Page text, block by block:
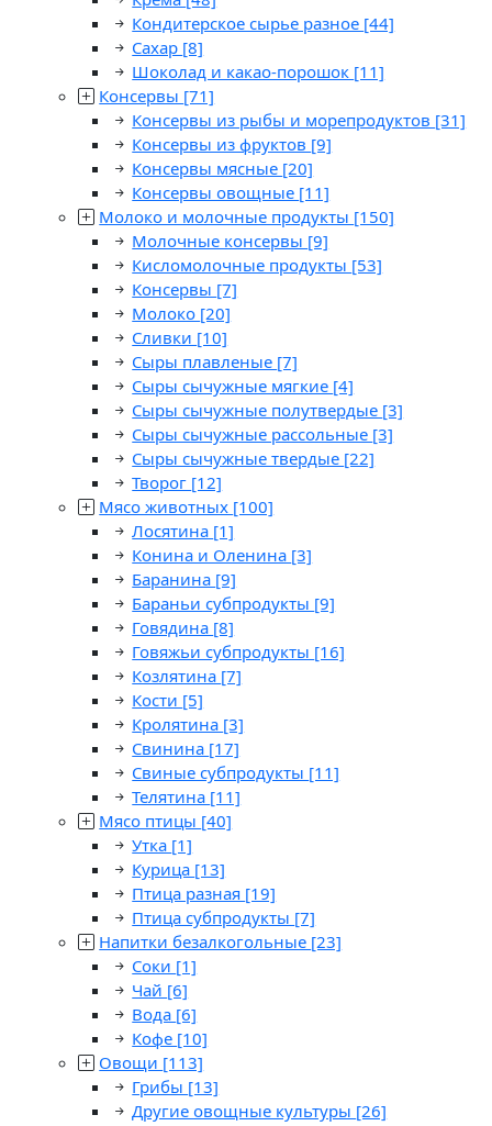
Кондитерское сырье разное [44]
Сахар [8]
Шоколад и какао-порошок [11]
Консервы [71]
Консервы из рыбы и морепродуктов [31]
Консервы из фруктов [9]
Консервы мясные [20]
Консервы овощные [11]
Молоко и молочные продукты [150]
Молочные консервы [9]
Кисломолочные продукты [53]
Консервы [7]
Молоко [20]
Сливки [10]
Сыры плавленые [7]
Сыры сычужные мягкие [4]
Сыры сычужные полутвердые [3]
Сыры сычужные рассольные [3]
Сыры сычужные твердые [22]
Творог [12]
Мясо животных [100]
Лосятина [1]
Конина и Оленина [3]
Баранина [9]
Бараньи субпродукты [9]
Говядина [8]
Говяжьи субпродукты [16]
Козлятина [7]
Кости [5]
Кролятина [3]
Свинина [17]
Свиные субпродукты [11]
Телятина [11]
Мясо птицы [40]
Утка [1]
Курица [13]
Птица разная [19]
Птица субпродукты [7]
Напитки безалкогольные [23]
Соки [1]
Чай [6]
Вода [6]
Кофе [10]
Овощи [113]
Грибы [13]
Другие овощные культуры [26]